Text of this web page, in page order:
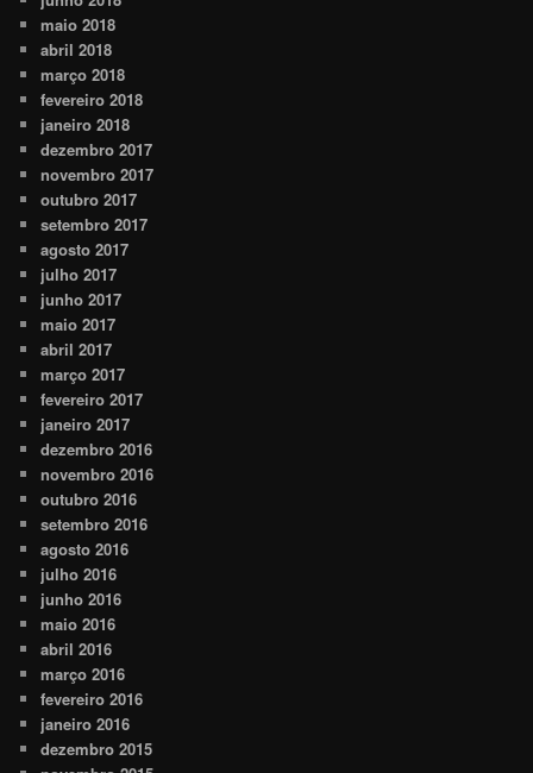
maio 2018
abril 2018
março 2018
fevereiro 2018
janeiro 2018
dezembro 2017
novembro 2017
outubro 2017
setembro 2017
agosto 2017
julho 2017
junho 2017
maio 2017
abril 2017
março 2017
fevereiro 2017
janeiro 2017
dezembro 2016
novembro 2016
outubro 2016
setembro 2016
agosto 2016
julho 2016
junho 2016
maio 2016
abril 2016
março 2016
fevereiro 2016
janeiro 2016
dezembro 2015